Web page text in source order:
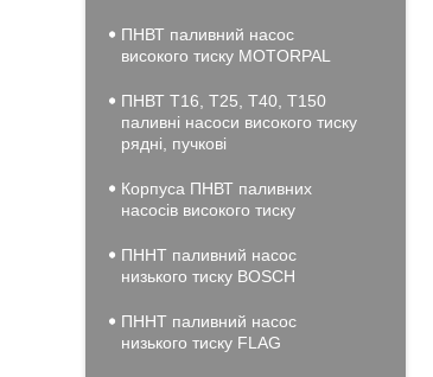
ПНВТ паливний насос
високого тиску MOTORPAL
ПНВТ Т16, Т25, Т40, Т150
паливні насоси високого тиску
рядні, пучкові
Корпуса ПНВТ паливних
насосів високого тиску
ПННТ паливний насос
низького тиску BOSCH
ПННТ паливний насос
низького тиску FLAG